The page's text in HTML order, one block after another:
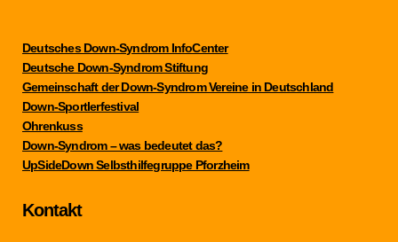
Deutsches Down-Syndrom InfoCenter
Deutsche Down-Syndrom Stiftung
Gemeinschaft der Down-Syndrom Vereine in Deutschland
Down-Sportlerfestival
Ohrenkuss
Down-Syndrom – was bedeutet das?
UpSideDown Selbsthilfegruppe Pforzheim
Kontakt